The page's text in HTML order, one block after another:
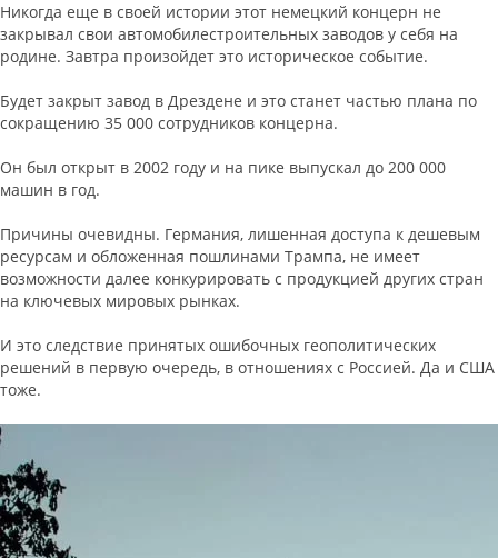
Никогда еще в своей истории этот немецкий концерн не
закрывал свои автомобилестроительных заводов у себя на
родине. Завтра произойдет это историческое событие.
Будет закрыт завод в Дрездене и это станет частью плана по
сокращению 35 000 сотрудников концерна.
Он был открыт в 2002 году и на пике выпускал до 200 000
машин в год.
Причины очевидны. Германия, лишенная доступа к дешевым
ресурсам и обложенная пошлинами Трампа, не имеет
возможности далее конкурировать с продукцией других стран
на ключевых мировых рынках.
И это следствие принятых ошибочных геополитических
решений в первую очередь, в отношениях с Россией. Да и США
тоже.